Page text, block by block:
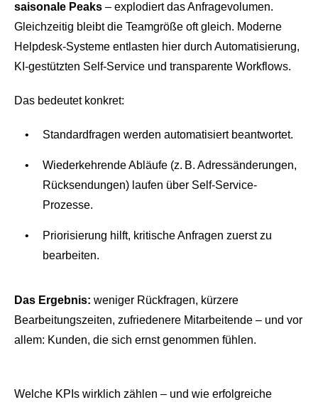
saisonale Peaks – explodiert das Anfragevolumen.
Gleichzeitig bleibt die Teamgröße oft gleich. Moderne
Helpdesk-Systeme entlasten hier durch Automatisierung,
KI-gestützten Self-Service und transparente Workflows.
Das bedeutet konkret:
Standardfragen werden automatisiert beantwortet.
Wiederkehrende Abläufe (z. B. Adressänderungen,
Rücksendungen) laufen über Self-Service-
Prozesse.
Priorisierung hilft, kritische Anfragen zuerst zu
bearbeiten.
Das Ergebnis: weniger Rückfragen, kürzere
Bearbeitungszeiten, zufriedenere Mitarbeitende – und vor
allem: Kunden, die sich ernst genommen fühlen.
Welche KPIs wirklich zählen – und wie erfolgreiche